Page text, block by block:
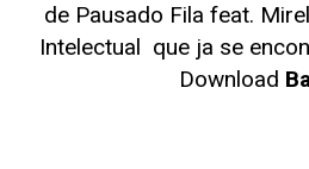
de Pausado Fila feat.
Intelectual que ja se
Download